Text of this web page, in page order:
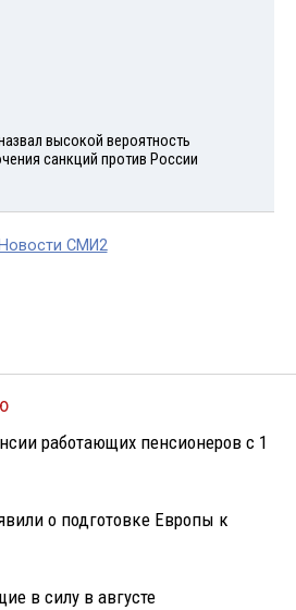
высокой вероятность
санкций против России
Новости СМИ2
работающих пенсионеров с 1
о подготовке Европы к
в силу в августе